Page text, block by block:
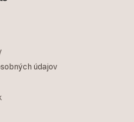
údajov